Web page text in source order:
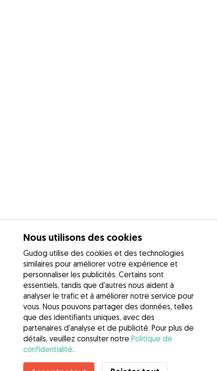
Nous utilisons des cookies
Gudog utilise des cookies et des technologies
similaires pour améliorer votre expérience et
personnaliser les publicités. Certains sont
essentiels, tandis que d'autres nous aident à
analyser le trafic et à améliorer notre service pour
vous. Nous pouvons partager des données, telles
que des identifiants uniques, avec des
partenaires d'analyse et de publicité. Pour plus de
détails, veuillez consulter notre Politique de
confidentialité.